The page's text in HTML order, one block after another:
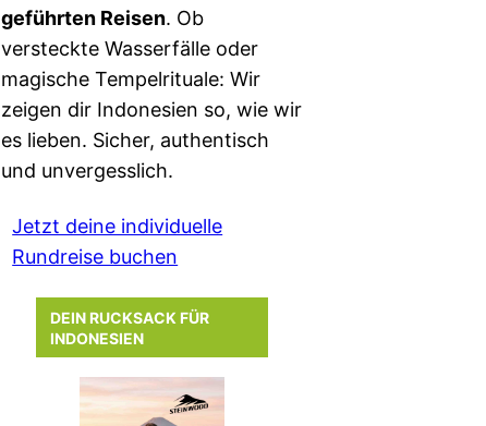
geführten Reisen. Ob
versteckte Wasserfälle oder
magische Tempelrituale: Wir
zeigen dir Indonesien so, wie wir
es lieben. Sicher, authentisch
und unvergesslich.
Jetzt deine individuelle
Rundreise buchen
DEIN RUCKSACK FÜR
INDONESIEN